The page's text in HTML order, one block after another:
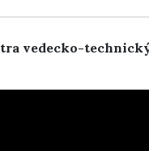
vedecko-